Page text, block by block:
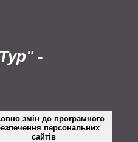
-
змін до програмного
персональних
сайтів